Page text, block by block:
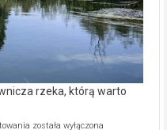
rzeka, którą warto
Ekologiczne
została wyłączona